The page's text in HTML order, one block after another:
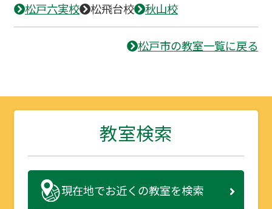
松戸六実校 松飛台校 秋山校
松戸市の教室一覧に戻る
教室検索
現在地でお近くの教室を検索